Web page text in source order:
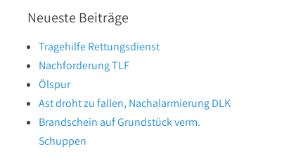
Neueste Beiträge
Tragehilfe Rettungsdienst
Nachforderung TLF
Ölspur
Ast droht zu fallen, Nachalarmierung DLK
Brandschein auf Grundstück verm.
Schuppen